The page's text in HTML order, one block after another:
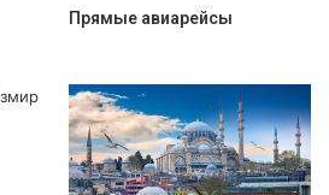
Прямые авиарейсы